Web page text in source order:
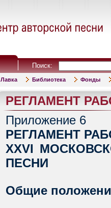
Поиск:
Лавка Библиотека Фонды
РЕГЛАМЕНТ
Приложение 6
РЕГЛАМЕНТ
XXVI
ПЕСНИ
Общие